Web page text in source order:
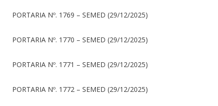
PORTARIA Nº. 1769 – SEMED (29/12/2025)
PORTARIA Nº. 1770 – SEMED (29/12/2025)
PORTARIA Nº. 1771 – SEMED (29/12/2025)
PORTARIA Nº. 1772 – SEMED (29/12/2025)